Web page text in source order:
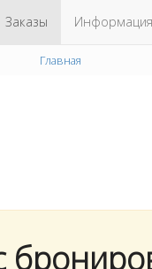
Заказы Информация
Главная